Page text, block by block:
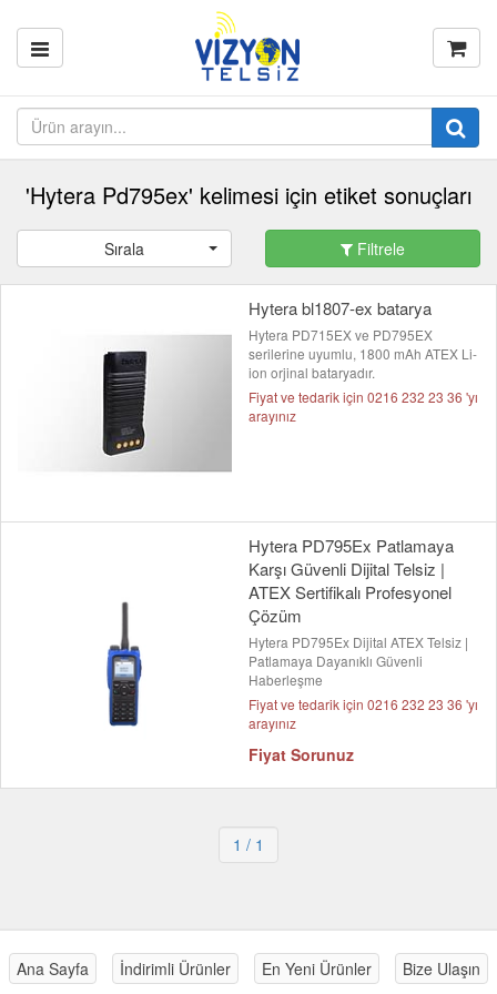
'Hytera Pd795ex' kelimesi için etiket sonuçları
Sırala Filtrele
Hytera bl1807-ex batarya
Hytera PD715EX ve PD795EX
serilerine uyumlu, 1800 mAh ATEX Li-
ion orjinal bataryadır.
Fiyat ve tedarik için 0216 232 23 36 'yı
arayınız
Hytera PD795Ex Patlamaya
Karşı Güvenli Dijital Telsiz |
ATEX Sertifikalı Profesyonel
Çözüm
Hytera PD795Ex Dijital ATEX Telsiz |
Patlamaya Dayanıklı Güvenli
Haberleşme
Fiyat ve tedarik için 0216 232 23 36 'yı
arayınız
Fiyat Sorunuz
1 / 1
Ana Sayfa İndirimli Ürünler En Yeni Ürünler Bize Ulaşın